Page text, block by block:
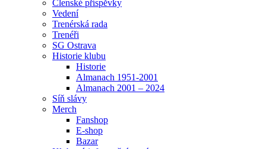
Členské příspěvky
Vedení
Trenérská rada
Trenéři
SG Ostrava
Historie klubu
Historie
Almanach 1951-2001
Almanach 2001 – 2024
Síň slávy
Merch
Fanshop
E-shop
Bazar